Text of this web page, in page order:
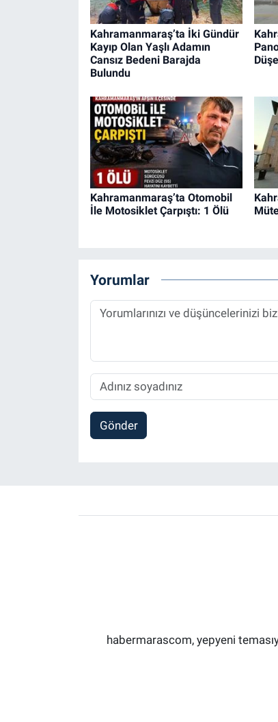
Kahramanmaraş’ta İki Gündür
Kayıp Olan Yaşlı Adamın
Cansız Bedeni Barajda
Bulundu
Kahramanmaraş’ta Otomobil
İle Motosiklet Çarpıştı: 1 Ölü
Yorumlar
Gönder
habermarascom, yepyeni